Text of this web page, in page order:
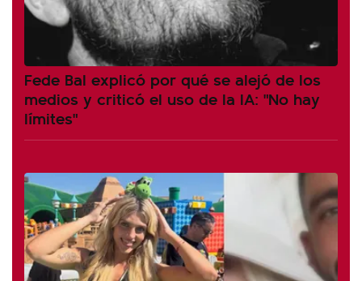
Fede Bal explicó por qué se alejó de los
medios y criticó el uso de la IA: "No hay
límites"